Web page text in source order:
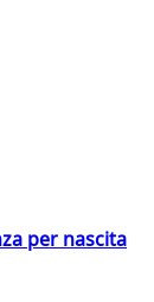
per nascita